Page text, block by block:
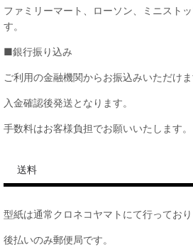
ファミリーマート、ローソン、ミニスト
す。
■銀行振り込み
ご利用の金融機関からお振込みいただけま
入金確認後発送となります。
手数料はお客様負担でお願いいたします。
送料
型紙は通常クロネコヤマトにて行っており
後払いのみ郵便局です。